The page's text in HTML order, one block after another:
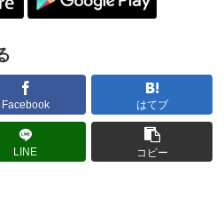
Facebook はてブ
LINE コピー